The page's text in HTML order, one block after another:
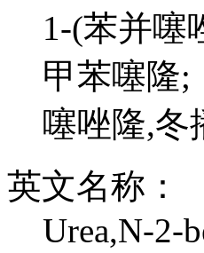
1-(苯并噻
甲苯噻隆;
噻唑隆,冬
英文名称：
Urea,N-2-